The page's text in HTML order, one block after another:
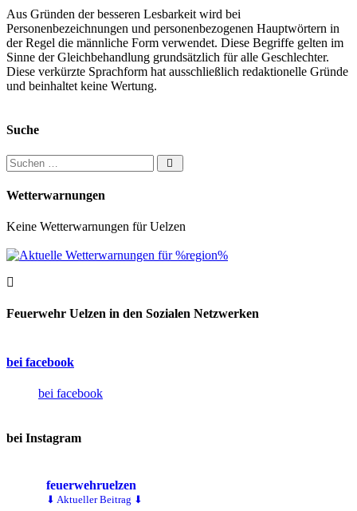
Aus Gründen der besseren Lesbarkeit wird bei
Personenbezeichnungen und personenbezogenen Hauptwörtern in
der Regel die männliche Form verwendet. Diese Begriffe gelten im
Sinne der Gleichbehandlung grundsätzlich für alle Geschlechter.
Diese verkürzte Sprachform hat ausschließlich redaktionelle Gründe
und beinhaltet keine Wertung.
Suche
Suchen nach:
Wetterwarnungen
Keine Wetterwarnungen für Uelzen
Feuerwehr Uelzen in den Sozialen Netzwerken
bei facebook
bei facebook
bei Instagram
feuerwehruelzen
⬇ Aktueller Beitrag ⬇